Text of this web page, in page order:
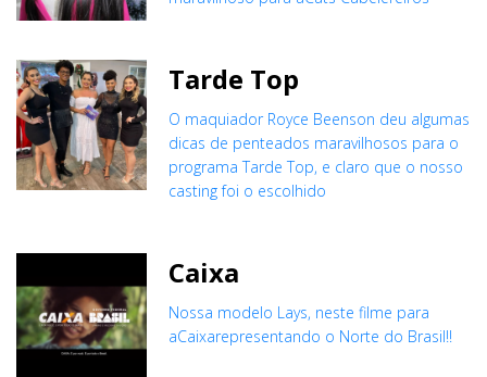
Tarde Top
O maquiador Royce Beenson deu algumas
dicas de penteados maravilhosos para o
programa Tarde Top, e claro que o nosso
casting foi o escolhido
Caixa
Nossa modelo Lays, neste filme para
aCaixarepresentando o Norte do Brasil!!